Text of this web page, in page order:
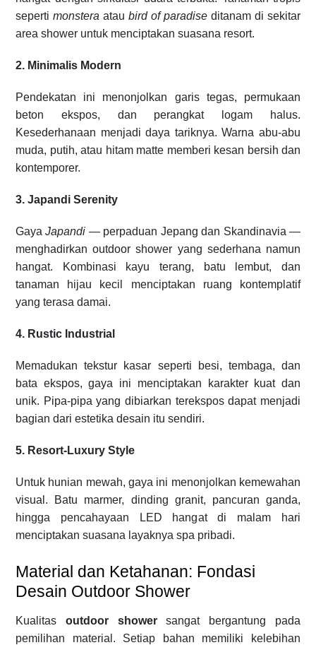
seperti monstera atau bird of paradise ditanam di sekitar
area shower untuk menciptakan suasana resort.
2. Minimalis Modern
Pendekatan ini menonjolkan garis tegas, permukaan
beton ekspos, dan perangkat logam halus.
Kesederhanaan menjadi daya tariknya. Warna abu-abu
muda, putih, atau hitam matte memberi kesan bersih dan
kontemporer.
3. Japandi Serenity
GayaJapandi — perpaduan Jepang dan Skandinavia —
menghadirkan outdoor shower yang sederhana namun
hangat. Kombinasi kayu terang, batu lembut, dan
tanaman hijau kecil menciptakan ruang kontemplatif
yang terasa damai.
4. Rustic Industrial
Memadukan tekstur kasar seperti besi, tembaga, dan
bata ekspos, gaya ini menciptakan karakter kuat dan
unik. Pipa-pipa yang dibiarkan terekspos dapat menjadi
bagian dari estetika desain itu sendiri.
5. Resort-Luxury Style
Untuk hunian mewah, gaya ini menonjolkan kemewahan
visual. Batu marmer, dinding granit, pancuran ganda,
hingga pencahayaan LED hangat di malam hari
menciptakan suasana layaknya spa pribadi.
Material dan Ketahanan: Fondasi
Desain Outdoor Shower
Kualitas outdoor showersangat bergantung pada
pemilihan material. Setiap bahan memiliki kelebihan